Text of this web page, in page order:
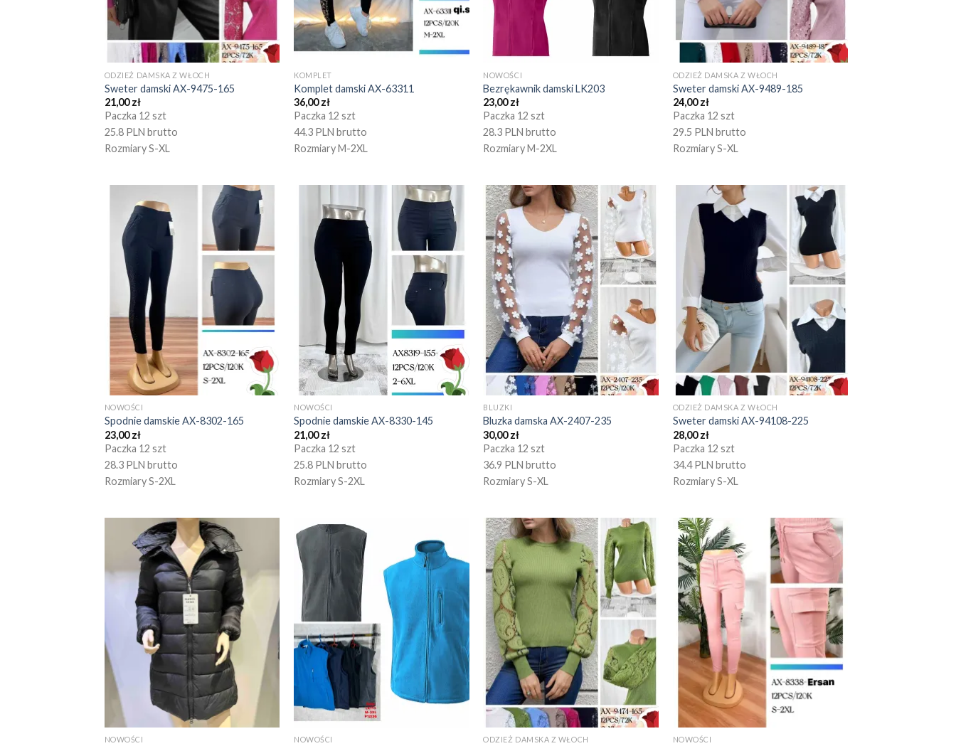
ODZIEŻ DAMSKA Z WŁOCH
Sweter damski AX-9475-165
21,00zł
Paczka 12 szt
25.8 PLN brutto
Rozmiary S-XL
KOMPLET
Komplet damski AX-63311
36,00zł
Paczka 12 szt
44.3 PLN brutto
Rozmiary M-2XL
NOWOŚCI
Bezrękawnik damski LK203
23,00zł
Paczka 12 szt
28.3 PLN brutto
Rozmiary M-2XL
ODZIEŻ DAMSKA Z WŁOCH
Sweter damski AX-9489-185
24,00zł
Paczka 12 szt
29.5 PLN brutto
Rozmiary S-XL
NOWOŚCI
Spodnie damskie AX-8302-165
23,00zł
Paczka 12 szt
28.3 PLN brutto
Rozmiary S-2XL
NOWOŚCI
Spodnie damskie AX-8330-145
21,00zł
Paczka 12 szt
25.8 PLN brutto
Rozmiary S-2XL
BLUZKI
Bluzka damska AX-2407-235
30,00zł
Paczka 12 szt
36.9 PLN brutto
Rozmiary S-XL
ODZIEŻ DAMSKA Z WŁOCH
Sweter damski AX-94108-225
28,00zł
Paczka 12 szt
34.4 PLN brutto
Rozmiary S-XL
NOWOŚCI NOWOŚCI ODZIEŻ DAMSKA Z WŁOCH NOWOŚCI